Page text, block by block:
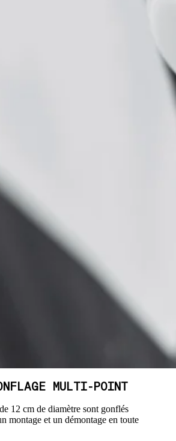
MULTI-POINT
12 cm de diamètre sont gonflés
montage et un démontage en toute